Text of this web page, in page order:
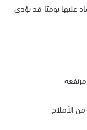
عليها يوميًا قد يؤدي
الأملاح